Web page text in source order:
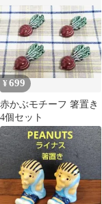
¥699
赤かぶモチーフ 箸置き
4個セット